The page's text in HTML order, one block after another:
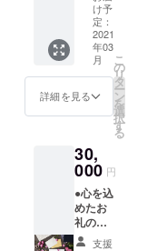
報告】
機能を
利用し
投稿さ
せて頂
き集め
た資金
とを
メール
にてご
報告さ
せてい
ただき
ます
の感謝
画像３
パター
ロちゃ
んの携
帯待受
画像を
添付
（Googl
eドライ
ブ）さ
せてい
ただき
ます 経
過報告
は
け予
定：
2021
年03
月
詳細を見る
こ
の
リ
タ
ー
ン
を
選
択
す
る
30,
000 円
●心を込
めたお
礼のお
手紙 ●支援